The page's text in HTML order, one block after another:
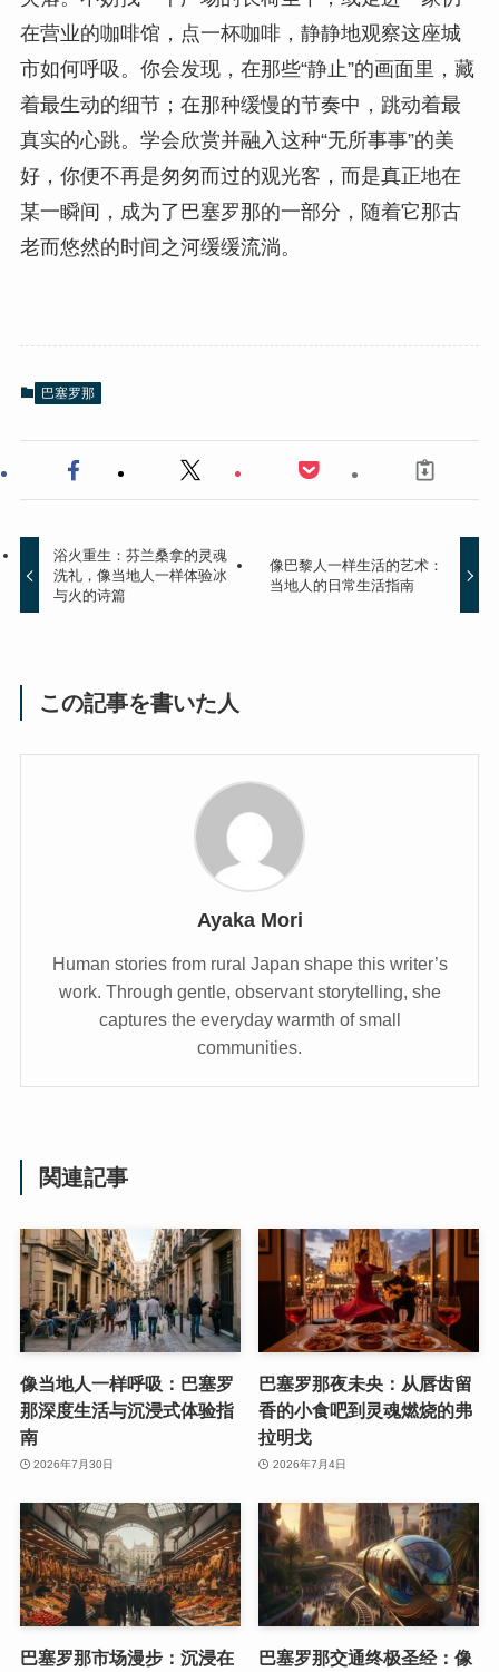
在营业的咖啡馆，点一杯咖啡，静静地观察这座城
市如何呼吸。你会发现，在那些“静止”的画面里，藏
着最生动的细节；在那种缓慢的节奏中，跳动着最
真实的心跳。学会欣赏并融入这种“无所事事”的美
好，你便不再是匆匆而过的观光客，而是真正地在
某一瞬间，成为了巴塞罗那的一部分，随着它那古
老而悠然的时间之河缓缓流淌。
巴塞罗那
浴火重生：芬兰桑拿的灵魂
洗礼，像当地人一样体验冰
与火的诗篇
像巴黎人一样生活的艺术：
当地人的日常生活指南
この記事を書いた人
Ayaka Mori
Human stories from rural Japan shape this writer’s
work. Through gentle, observant storytelling, she
captures the everyday warmth of small
communities.
関連記事
像当地人一样呼吸：巴塞罗
那深度生活与沉浸式体验指
南
2026年7月30日
巴塞罗那夜未央：从唇齿留
香的小食吧到灵魂燃烧的弗
拉明戈
2026年7月4日
巴塞罗那市场漫步：沉浸在
巴塞罗那交通终极圣经：像